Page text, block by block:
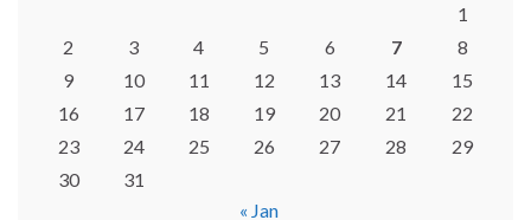
1
2
3 4 5 6 7
8
9
10 11 12 13 14
15
16
17 18 19 20 21
22
23
24 25 26 27 28
29
30
31
« Jan